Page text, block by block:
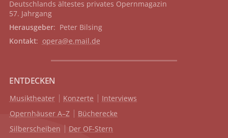
Deutschlands ältestes privates Opernmagazin
57. Jahrgang
Herausgeber: Peter Bilsing
Kontakt: opera@e.mail.de
ENTDECKEN
Musiktheater Konzerte
Interviews
Opernhäuser A–Z
Bücherecke
Silberscheiben
Der OF-Stern